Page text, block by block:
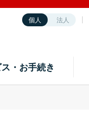
個人 法人
・お手続き